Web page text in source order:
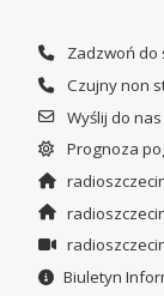
Zadzwoń do
Czujny non
Wyślij do
Prognoza
Biuletyn